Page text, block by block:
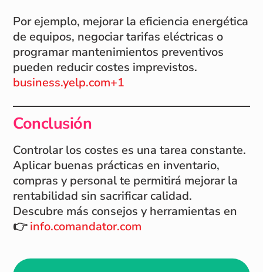
Por ejemplo, mejorar la eficiencia energética
de equipos, negociar tarifas eléctricas o
programar mantenimientos preventivos
pueden reducir costes imprevistos.
business.yelp.com+1
Conclusión
Controlar los costes es una tarea constante.
Aplicar buenas prácticas en inventario,
compras y personal te permitirá mejorar la
rentabilidad sin sacrificar calidad.
Descubre más consejos y herramientas en
👉info.comandator.com